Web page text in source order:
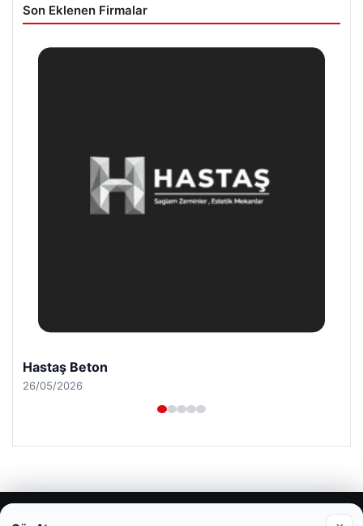
Son Eklenen Firmalar
Enes Kaplan Avukatlık Bürosu
28/04/2026